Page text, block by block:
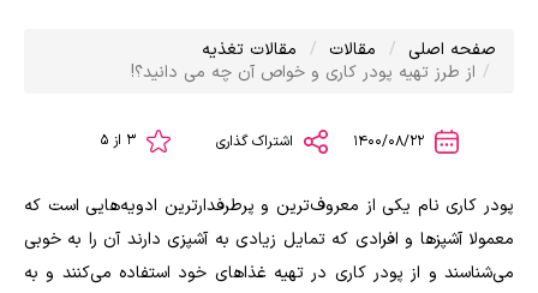
صفحه اصلی مقالات
مقالات تغذیه
از طرز تهیه پودر کاری و خواص آن چه می دانید؟!
1400/08/22 اشتراک گذاری
پودر کاری نام یکی از معروف‌ترین و پرطرفدارترین ادویه‌هایی است که
معمولا آشپز‌ها و افرادی که تمایل زیادی به آشپزی دارند آن را به خوبی
می‌شناسند و از پودر کاری در تهیه غذاهای خود استفاده می‌کنند و به